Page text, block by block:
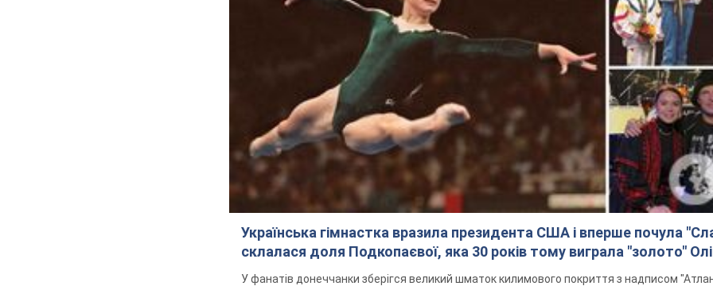
Українська гімнастка вразила президента США і вперше почула
склалася доля Подкопаєвої, яка 30 років тому виграла "золото"
У фанатів донеччанки зберігся великий шматок килимового покриття з надписом